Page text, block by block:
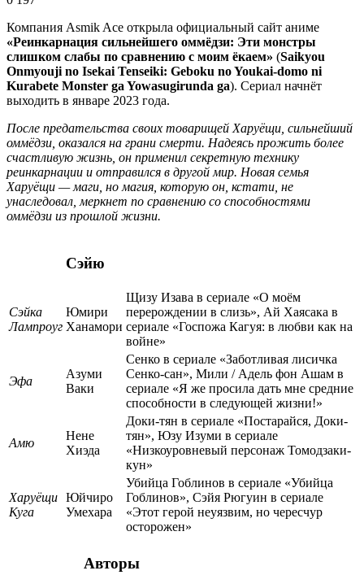
Компания Asmik Ace открыла официальный сайт аниме
«Реинкарнация сильнейшего оммёдзи: Эти монстры
слишком слабы по сравнению с моим ёкаем» (Saikyou
Onmyouji no Isekai Tenseiki: Geboku no Youkai-domo ni
Kurabete Monster ga Yowasugirunda ga). Сериал начнёт
выходить в январе 2023 года.
После предательства своих товарищей Харуёщи, сильнейший
оммёдзи, оказался на грани смерти. Надеясь прожить более
счастливую жизнь, он применил секретную технику
реинкарнации и отправился в другой мир. Новая семья
Харуёщи — маги, но магия, которую он, кстати, не
унаследовал, меркнет по сравнению со способностями
оммёдзи из прошлой жизни.
Сэйю
Сэйка
Лампроуг
Юмири
Ханамори
Щизу Изава в сериале «О моём
перерождении в слизь», Ай Хаясака в
сериале «Госпожа Кагуя: в любви как на
войне»
Эфа
Азуми
Ваки
Сенко в сериале «Заботливая лисичка
Сенко-сан», Мили / Адель фон Ашам в
сериале «Я же просила дать мне средние
способности в следующей жизни!»
Амю
Нене
Хиэда
Доки-тян в сериале «Постарайся, Доки-
тян», Юзу Изуми в сериале
«Низкоуровневый персонаж Томодзаки-
кун»
Харуёщи
Куга
Юйчиро
Умехара
Убийца Гоблинов в сериале «Убийца
Гоблинов», Сэйя Рюгуин в сериале
«Этот герой неуязвим, но чересчур
осторожен»
Авторы